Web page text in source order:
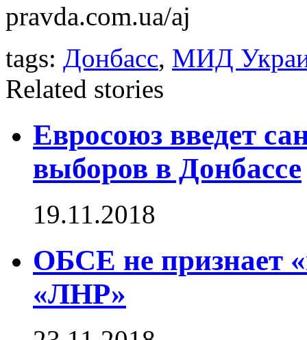
pravda.com.ua/aj
tags: Донбасс, МИД
Related stories
Евросоюз введет
выборов в Донбассе
19.11.2018
ОБСЕ не признает
«ЛНР»